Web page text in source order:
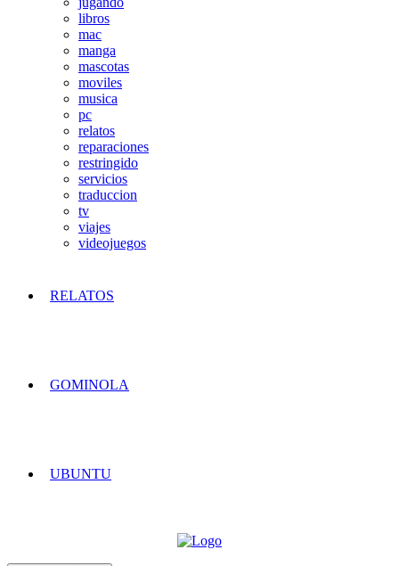
libros
mac
manga
mascotas
moviles
musica
pc
relatos
reparaciones
restringido
servicios
traduccion
tv
viajes
videojuegos
RELATOS
GOMINOLA
UBUNTU